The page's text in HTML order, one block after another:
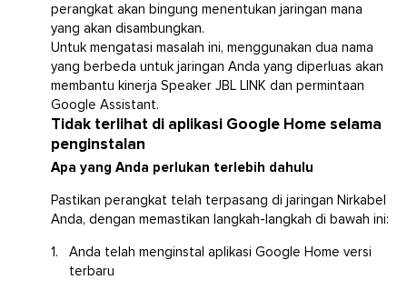
perangkat akan bingung menentukan jaringan mana
yang akan disambungkan.
Untuk mengatasi masalah ini, menggunakan dua nama
yang berbeda untuk jaringan Anda yang diperluas akan
membantu kinerja Speaker JBL LINK dan permintaan
Google Assistant.
Tidak terlihat di aplikasi Google Home selama
penginstalan
Apa yang Anda perlukan terlebih dahulu
Pastikan perangkat telah terpasang di jaringan Nirkabel
Anda, dengan memastikan langkah-langkah di bawah ini:
Anda telah menginstal aplikasi Google Home versi
terbaru